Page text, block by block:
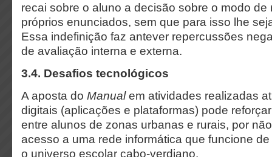
recai sobre o aluno a decisão sobre o modo de
próprios enunciados, sem que para isso lhe
Essa indefinição faz antever repercussões
de avaliação interna e externa.
3.4. Desafios tecnológicos
A aposta do Manualem atividades realizadas
digitais (aplicações e plataformas) pode
entre alunos de zonas urbanas e rurais, por
acesso a uma rede informática que funcione
o universo escolar cabo-verdiano.